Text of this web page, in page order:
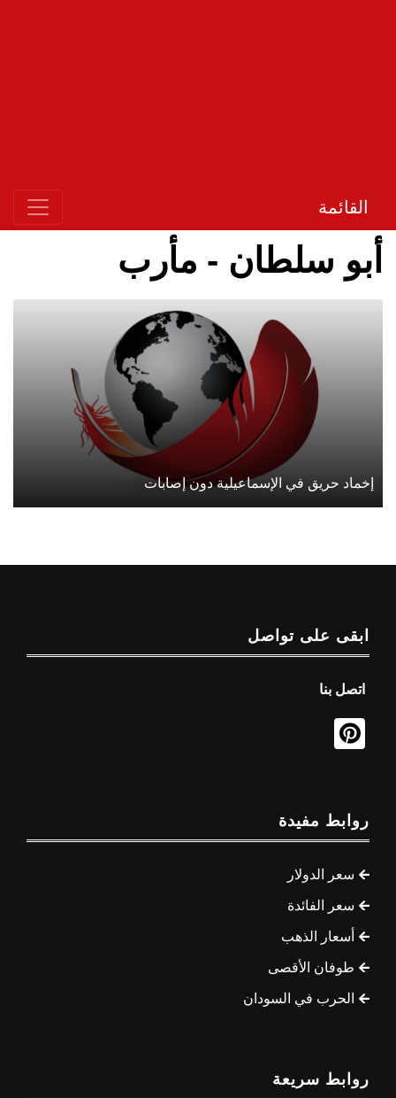
القائمة
أبو سلطان - مأرب
إخماد حريق في الإسماعيلية دون إصابات
ابقى على تواصل
اتصل بنا
روابط مفيدة
سعر الدولار
سعر الفائدة
أسعار الذهب
طوفان الأقصى
الحرب في السودان
روابط سريعة